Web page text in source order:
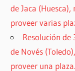
de Jaca
proveer varias
Resolución
de Novés
proveer una plaza.